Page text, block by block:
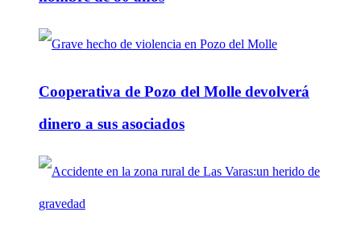
Cooperativa de Pozo del Molle devolverá
dinero a sus asociados